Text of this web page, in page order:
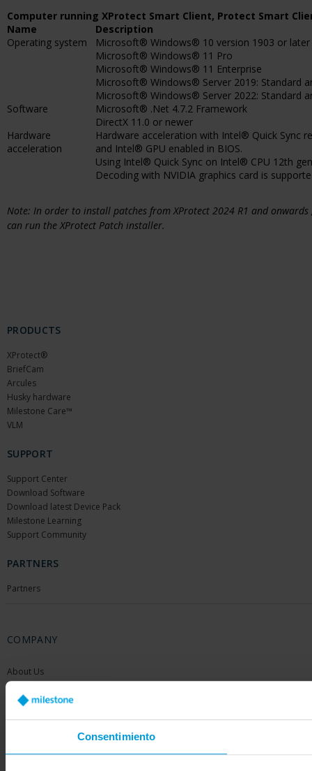
Consentimiento
Computer running XProtect Smart Client, Protect Smart
Name
Description
Operating system
Microsoft® Windows® 10 version 1903 or later
Microsoft® Windows® 11 Pro
Microsoft® Windows® 11 Enterprise
Microsoft® Windows® Server 2019: Standard
Microsoft® Windows® Server 2022: Standard
Software
Microsoft® .Net 4.7.2 Framework
DirectX 11.0 or newer
Hardware
acceleration
Hardware acceleration with Intel® Quick Sync
and Intel® GPU enabled in BIOS.
Using Intel® Quick Sync on Intel® CPU 12th
Decoding with NVIDIA graphics card is
Note: In order to install patches from XProtect 2024 R1 and
can run the XProtect Patch installer.
PRODUCTS
XProtect®
BriefCam
Arcules
Husky hardware
Milestone Care™
VLM
SUPPORT
Support Center
Download Software
Download latest Device Pack
Milestone Learning
Support Community
PARTNERS
Partners
COMPANY
About Us
Contact Us
Offices